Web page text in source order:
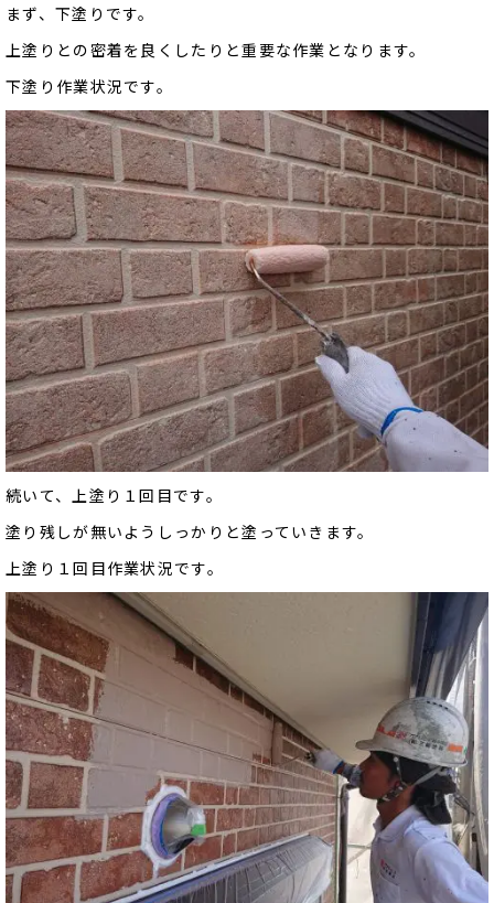
まず、下塗りです。
上塗りとの密着を良くしたりと重要な作業となります。
下塗り作業状況です。
続いて、上塗り１回目です。
塗り残しが無いようしっかりと塗っていきます。
上塗り１回目作業状況です。